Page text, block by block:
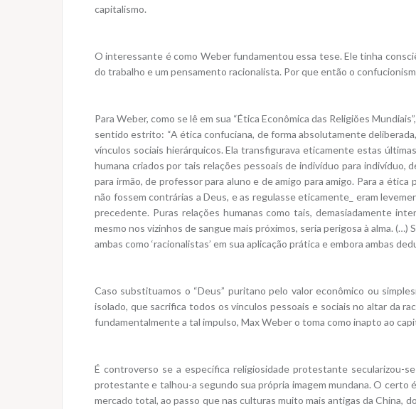
capitalismo.
O interessante é como Weber fundamentou essa tese. Ele tinha
do trabalho e um pensamento racionalista. Por que então o
Para Weber, como se lê em sua “Ética Econômica das Religiões
sentido estrito: “A ética confuciana, de forma absolutamente
vínculos sociais hierárquicos. Ela transfigurava eticamente estas
humana criados por tais relações pessoais de indivíduo para indivíduo,
para irmão, de professor para aluno e de amigo para amigo. Para a
não fossem contrárias a Deus, e as regulasse eticamente_ eram
precedente. Puras relações humanas como tais, demasiadamente
mesmo nos vizinhos de sangue mais próximos, seria perigosa à alma.
ambas como ‘racionalistas’ em sua aplicação prática e embora ambas
Caso substituamos o “Deus” puritano pelo valor econômico ou
isolado, que sacrifica todos os vínculos pessoais e sociais no altar da
fundamentalmente a tal impulso, Max Weber o toma como inapto ao
É controverso se a específica religiosidade protestante secularizou-
protestante e talhou-a segundo sua própria imagem mundana. O certo
mercado total, ao passo que nas culturas muito mais antigas da China,